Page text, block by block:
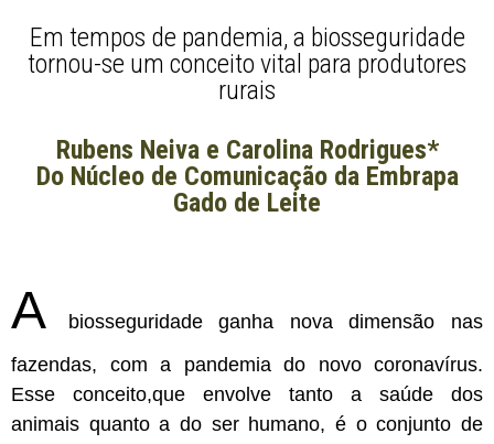
Em tempos de pandemia, a biosseguridade
tornou-se um conceito vital para produtores
rurais
Rubens Neiva e Carolina Rodrigues*
Do Núcleo de Comunicação da Embrapa
Gado de Leite
A
biosseguridade ganha nova dimensão nas
fazendas, com a pandemia do novo coronavírus.
Esse conceito,que envolve tanto a saúde dos
animais quanto a do ser humano, é o conjunto de